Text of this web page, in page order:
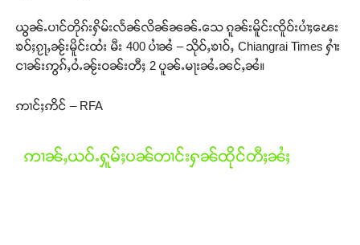
ယွၼ်ႉပၢင်တိုၵ်းႁိမ်းလႅၼ်လိၼ်ၼၼ်ႉသေ ၵူၼ်းမိူင်းၸိူဝ်းပၢႆႈၽေး
ၶဝ်ႈၵႂႃႇၼႂ်းမိူင်းထႆး မီး 400 ပၢႆၼႆ – သိုဝ်ႇၶၢဝ်ႇ Chiangrai Times ႁၢႆး
ငၢၼ်းဢွၵ်ႇဝႆႉၼႂ်းဝၼ်းတီႈ 2 ပူၼ်ႉမႃးၼႆႉၼင်ႇၼႆ။
ဢၢင်ႈဢိင် – RFA
ဢၢၼ်ႇယဝ်ႉႁူမ်ႈပၼ်တၢင်းႁၼ်ထိုင်တီႈၼႆႈ